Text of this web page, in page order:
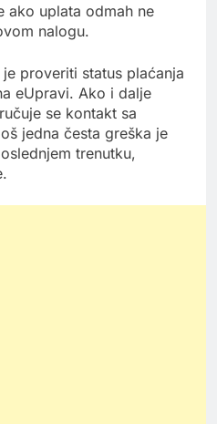
ako uplata odmah ne
nalogu.
proveriti status plaćanja
eUpravi. Ako i dalje
se kontakt sa
jedna česta greška je
trenutku,